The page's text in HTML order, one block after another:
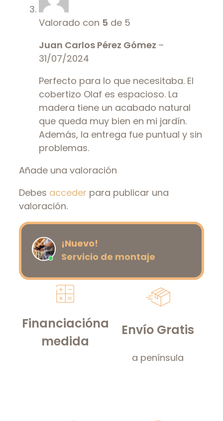
Valorado con 5 de 5
Juan Carlos Pérez Gómez –
31/07/2024
Perfecto para lo que necesitaba. El
cobertizo Olaf es espacioso. La
madera tiene un acabado natural
que queda muy bien en mi jardín.
Además, la entrega fue puntual y sin
problemas.
Añade una valoración
Debes acceder para publicar una
valoración.
¡Nuevo!
Servicio de montaje
Financiacióna
medida
Envío Gratis
a península